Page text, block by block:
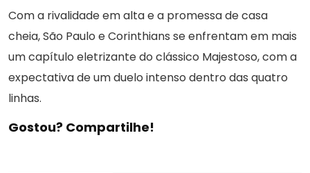
Com a rivalidade em alta e a promessa de casa
cheia, São Paulo e Corinthians se enfrentam em mais
um capítulo eletrizante do clássico Majestoso, com a
expectativa de um duelo intenso dentro das quatro
linhas.
Gostou? Compartilhe!